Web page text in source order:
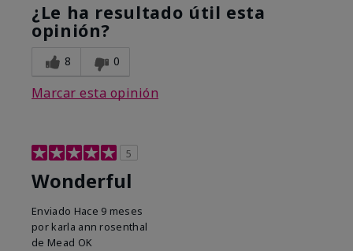
¿Le ha resultado útil esta
opinión?
8 0
Marcar esta opinión
5
Wonderful
Enviado Hace 9 meses
por karla ann rosenthal
de Mead OK